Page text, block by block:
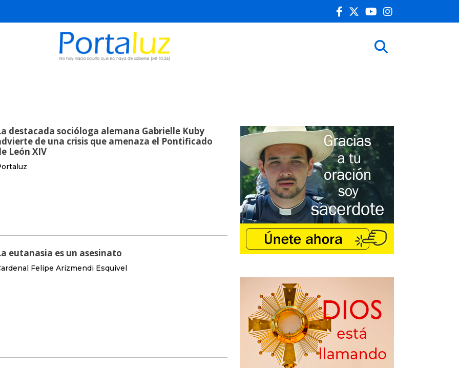
destacada socióloga alemana Gabrielle Kuby
de una crisis que amenaza el Pontificado
León XIV
eutanasia es un asesinato
Felipe Arizmendi Esquivel